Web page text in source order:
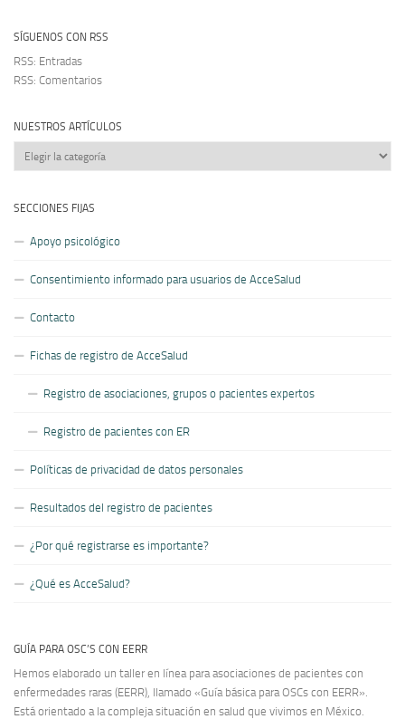
SÍGUENOS CON RSS
RSS: Entradas
RSS: Comentarios
NUESTROS ARTÍCULOS
Nuestros
artículos
SECCIONES FIJAS
Apoyo psicológico
Consentimiento informado para usuarios de AcceSalud
Contacto
Fichas de registro de AcceSalud
Registro de asociaciones, grupos o pacientes expertos
Registro de pacientes con ER
Políticas de privacidad de datos personales
Resultados del registro de pacientes
¿Por qué registrarse es importante?
¿Qué es AcceSalud?
GUÍA PARA OSC’S CON EERR
Hemos elaborado un taller en línea para asociaciones de pacientes con
enfermedades raras (EERR), llamado «Guía básica para OSCs con EERR».
Está orientado a la compleja situación en salud que vivimos en México.